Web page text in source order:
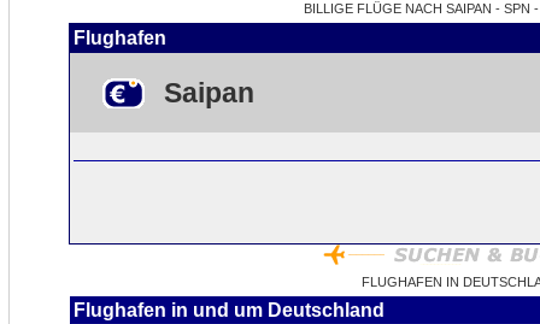
BILLIGE FLÜGE NACH SAIPAN - SPN
Flughafen
Saipan
FLUGHAFEN IN
Flughafen in und um Deutschland